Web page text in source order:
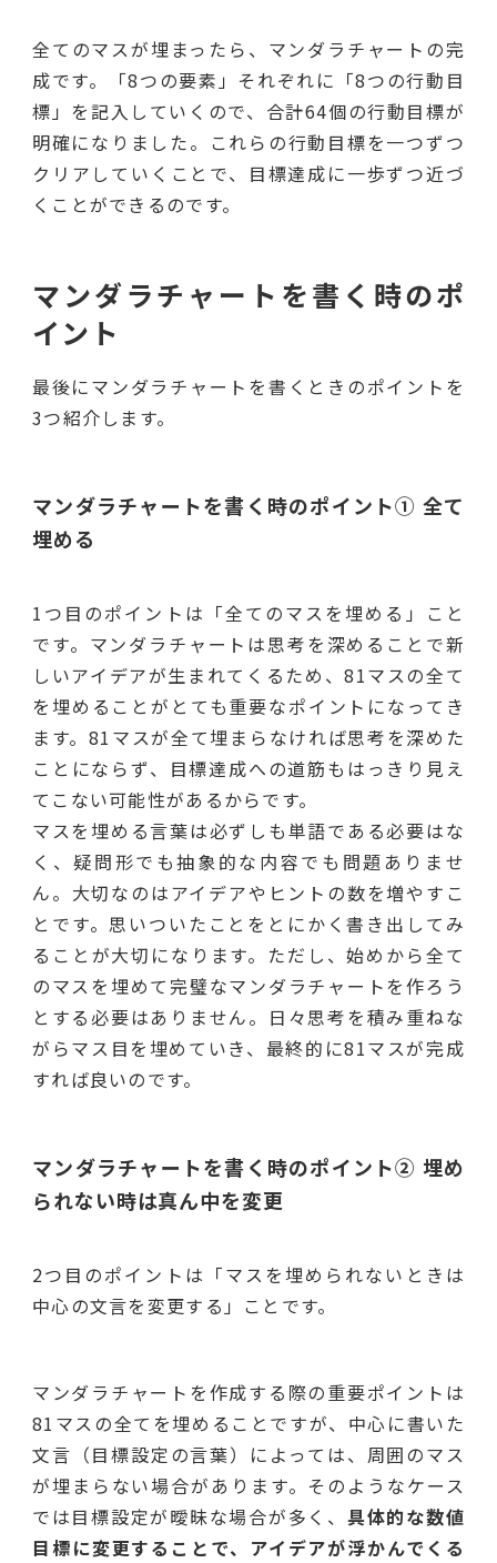
全てのマスが埋まったら、マンダラチャートの完
成です。「8つの要素」それぞれに「8つの行動目
標」を記入していくので、合計64個の行動目標が
明確になりました。これらの行動目標を一つずつ
クリアしていくことで、目標達成に一歩ずつ近づ
くことができるのです。
マンダラチャートを書く時のポ
イント
最後にマンダラチャートを書くときのポイントを
3つ紹介します。
マンダラチャートを書く時のポイント① 全て
埋める
1つ目のポイントは「全てのマスを埋める」こと
です。マンダラチャートは思考を深めることで新
しいアイデアが生まれてくるため、81マスの全て
を埋めることがとても重要なポイントになってき
ます。81マスが全て埋まらなければ思考を深めた
ことにならず、目標達成への道筋もはっきり見え
てこない可能性があるからです。
マスを埋める言葉は必ずしも単語である必要はな
く、疑問形でも抽象的な内容でも問題ありませ
ん。大切なのはアイデアやヒントの数を増やすこ
とです。思いついたことをとにかく書き出してみ
ることが大切になります。ただし、始めから全て
のマスを埋めて完璧なマンダラチャートを作ろう
とする必要はありません。日々思考を積み重ねな
がらマス目を埋めていき、最終的に81マスが完成
すれば良いのです。
マンダラチャートを書く時のポイント② 埋め
られない時は真ん中を変更
2つ目のポイントは「マスを埋められないときは
中心の文言を変更する」ことです。
マンダラチャートを作成する際の重要ポイントは
81マスの全てを埋めることですが、中心に書いた
文言（目標設定の言葉）によっては、周囲のマス
が埋まらない場合があります。そのようなケース
では目標設定が曖昧な場合が多く、 具体的な数値
目標に変更することで、アイデアが浮かんでくる